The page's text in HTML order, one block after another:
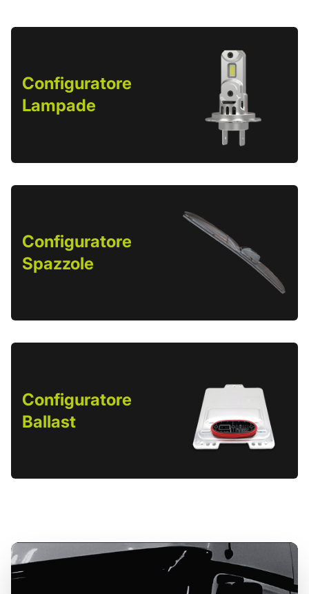
Configuratore
Lampade
Configuratore
Spazzole
Configuratore
Ballast